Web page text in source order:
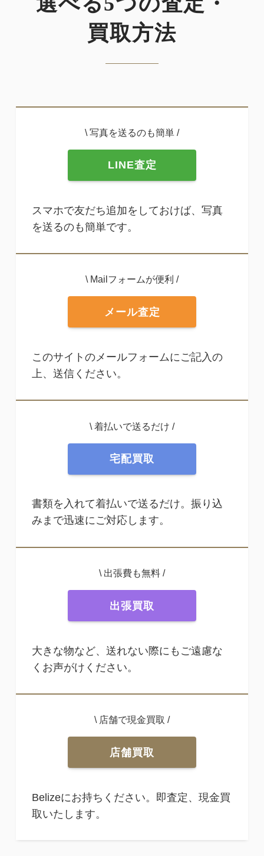
買取方法
\ 写真を送るのも簡単 /
LINE査定
スマホで友だち追加をしておけば、写真
を送るのも簡単です。
\ Mailフォームが便利 /
メール査定
このサイトのメールフォームにご記入の
上、送信ください。
\ 着払いで送るだけ /
宅配買取
書類を入れて着払いで送るだけ。振り込
みまで迅速にご対応します。
\ 出張費も無料 /
出張買取
大きな物など、送れない際にもご遠慮な
くお声がけください。
\ 店舗で現金買取 /
店舗買取
Belizeにお持ちください。即査定、現金買
取いたします。